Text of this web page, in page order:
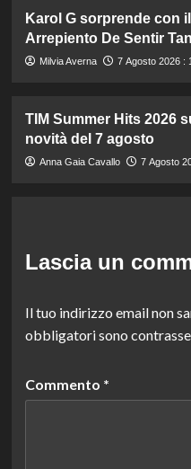
Karol G sorprende con
Arrepiento De Sentir
Milvia Averna 7 Agosto 2026 :
TIM Summer Hits 2026
novità del 7 agosto
Anna Gaia Cavallo 7 Agosto
Lascia un
Il tuo indirizzo email non
obbligatori sono
Commento *